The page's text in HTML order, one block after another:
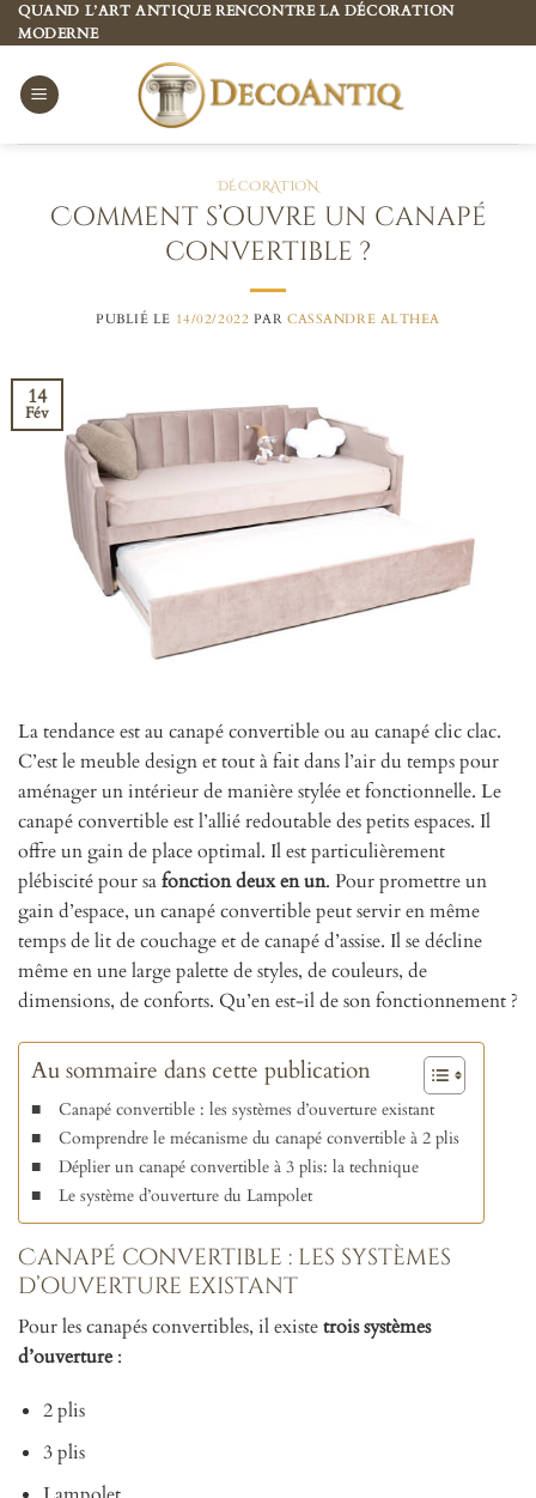
Passer
au
contenu
QUAND L’ART ANTIQUE RENCONTRE LA DÉCORATION
MODERNE
DÉCORATION
Comment s’ouvre un canapé
convertible ?
PUBLIÉ LE 14/02/2022 PARCASSANDRE ALTHEA
14
Fév
La tendance est au canapé convertible ou au canapé clic clac.
C’est le meuble design et tout à fait dans l’air du temps pour
aménager un intérieur de manière stylée et fonctionnelle. Le
canapé convertible est l’allié redoutable des petits espaces. Il
offre un gain de place optimal. Il est particulièrement
plébiscité pour safonction deux en un. Pour promettre un
gain d’espace, un canapé convertible peut servir en même
temps de lit de couchage et de canapé d’assise. Il se décline
même en une large palette de styles, de couleurs, de
dimensions, de conforts. Qu’en est-il de son fonctionnement ?
Au sommaire dans cette publication
Canapé convertible : les systèmes d’ouverture existant
Comprendre le mécanisme du canapé convertible à 2 plis
Déplier un canapé convertible à 3 plis: la technique
Le système d’ouverture du Lampolet
Canapé convertible : les systèmes
d’ouverture existant
Pour les canapés convertibles, il existetrois systèmes
d’ouverture :
2 plis
3 plis